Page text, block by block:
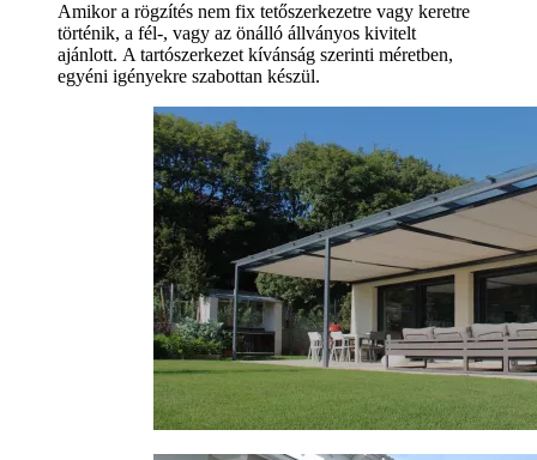
Amikor a rögzítés nem fix tetőszerkezetre vagy keretre
történik, a fél-, vagy az önálló állványos kivitelt
ajánlott. A tartószerkezet kívánság szerinti méretben,
egyéni igényekre szabottan készül.